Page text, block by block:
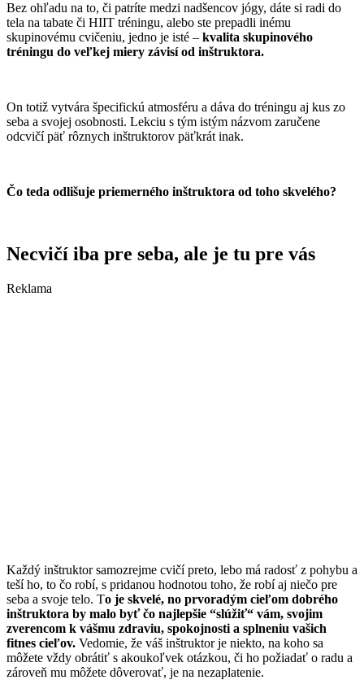
Bez ohľadu na to, či patríte medzi nadšencov jógy, dáte si radi do
tela na tabate či HIIT tréningu, alebo ste prepadli inému
skupinovému cvičeniu, jedno je isté – kvalita skupinového
tréningu do veľkej miery závisí od inštruktora.
On totiž vytvára špecifickú atmosféru a dáva do tréningu aj kus zo
seba a svojej osobnosti. Lekciu s tým istým názvom zaručene
odcvičí päť rôznych inštruktorov päťkrát inak.
Čo teda odlišuje priemerného inštruktora od toho skvelého?
Necvičí iba pre seba, ale je tu pre vás
Reklama
Každý inštruktor samozrejme cvičí preto, lebo má radosť z pohybu a
teší ho, to čo robí, s pridanou hodnotou toho, že robí aj niečo pre
seba a svoje telo. To je skvelé, no prvoradým cieľom dobrého
inštruktora by malo byť čo najlepšie “slúžiť“ vám, svojim
zverencom k vášmu zdraviu, spokojnosti a splneniu vašich
fitnes cieľov. Vedomie, že váš inštruktor je niekto, na koho sa
môžete vždy obrátiť s akoukoľvek otázkou, či ho požiadať o radu a
zároveň mu môžete dôverovať, je na nezaplatenie.